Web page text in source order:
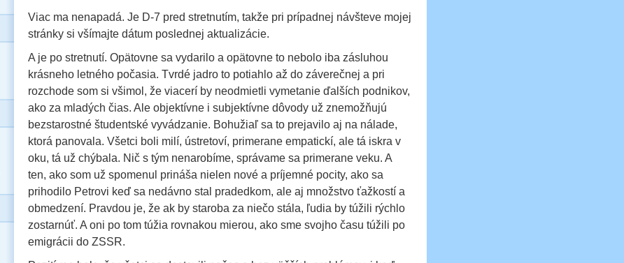
Viac ma nenapadá. Je D-7 pred stretnutím, takže pri prípadnej návšteve mojej
stránky si všímajte dátum poslednej aktualizácie.
A je po stretnutí. Opätovne sa vydarilo a opätovne to nebolo iba zásluhou
krásneho letného počasia. Tvrdé jadro to potiahlo až do záverečnej a pri
rozchode som si všimol, že viacerí by neodmietli vymetanie ďalších podnikov,
ako za mladých čias. Ale objektívne i subjektívne dôvody už znemožňujú
bezstarostné študentské vyvádzanie. Bohužiaľ sa to prejavilo aj na nálade,
ktorá panovala. Všetci boli milí, ústretoví, primerane empatickí, ale tá iskra v
oku, tá už chýbala. Nič s tým nenarobíme, správame sa primerane veku. A
ten, ako som už spomenul prináša nielen nové a príjemné pocity, ako sa
prihodilo Petrovi keď sa nedávno stal pradedkom, ale aj množstvo ťažkostí a
obmedzení. Pravdou je, že ak by staroba za niečo stála, ľudia by túžili rýchlo
zostarnúť. A oni po tom túžia rovnakou mierou, ako sme svojho času túžili po
emigrácii do ZSSR.